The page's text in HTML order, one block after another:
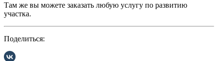
Там же вы можете заказать любую услугу по развитию
участка.
Поделиться: